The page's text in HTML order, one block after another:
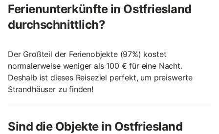
Ferienunterkünfte in Ostfriesland
durchschnittlich?
Der Großteil der Ferienobjekte (97%) kostet
normalerweise weniger als 100 € für eine Nacht.
Deshalb ist dieses Reiseziel perfekt, um preiswerte
Strandhäuser zu finden!
Sind die Objekte in Ostfriesland